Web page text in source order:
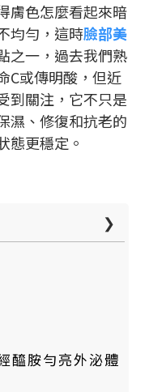
膚色怎麼看起來暗
均勻，這時臉部美
之一，過去我們熟
C或傳明酸，但近
到關注，它不只是
濕、修復和抗老的
態更穩定。
❯
醯胺勻亮外泌體